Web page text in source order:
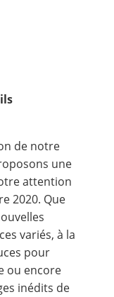
de notre
une
attention
2020. Que
variés, à la
pour
ou encore
inédits de